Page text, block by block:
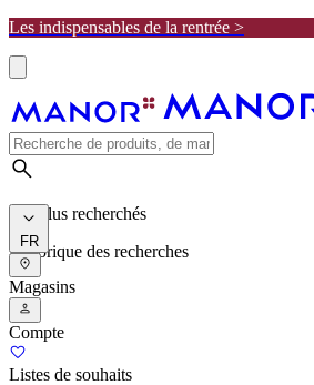
Les indispensables de la rentrée >
Les plus recherchés
Historique des recherches
FR
Magasins
Compte
Listes de souhaits